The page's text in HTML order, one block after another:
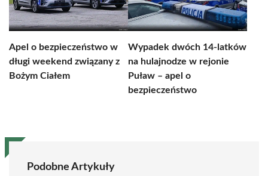
Apel o bezpieczeństwo w
długi weekend związany z
Bożym Ciałem
Wypadek dwóch 14-latków
na hulajnodze w rejonie
Puław – apel o
bezpieczeństwo
Podobne Artykuły